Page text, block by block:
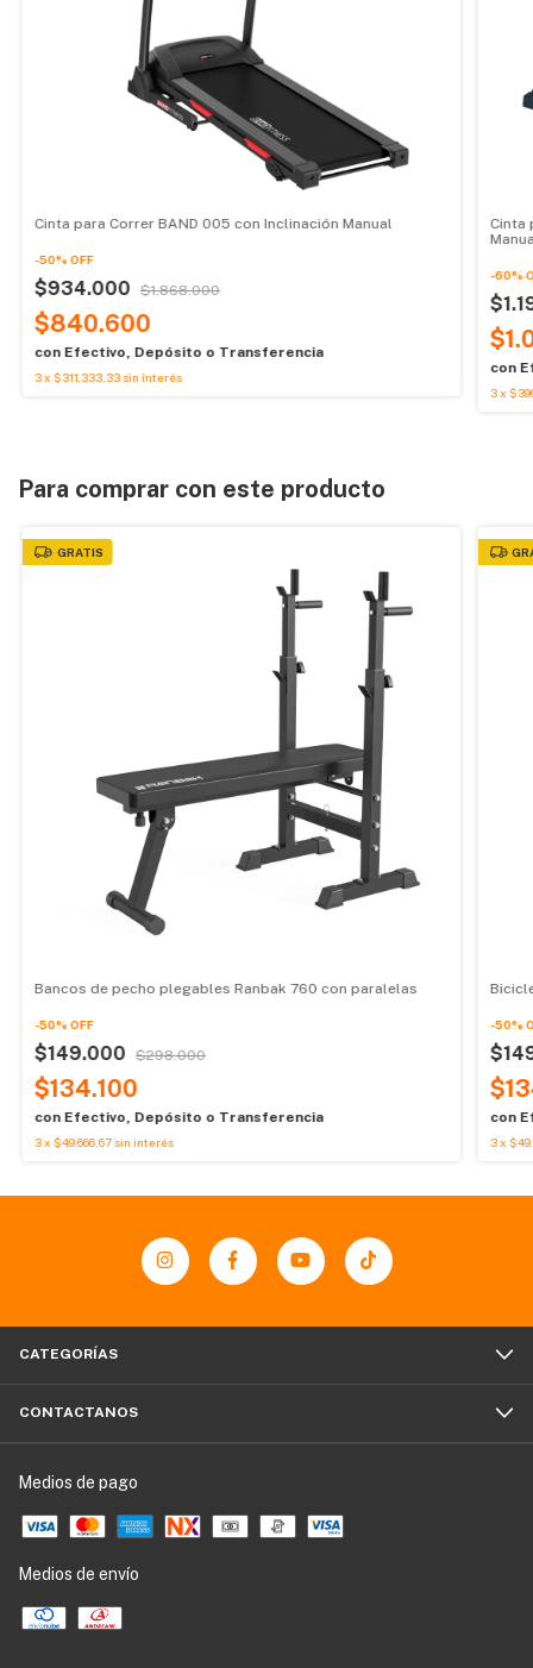
Cinta para Correr BAND 005 con Inclinación Manual
-50% OFF
$934.000 $1.868.000
$840.600
con Efectivo, Depósito o Transferencia
3x $311.333,33sin interés
Cinta
-60%
con
3 x
Para comprar con este producto
GRATIS
Bancos de pecho plegables Ranbak 760 con paralelas
-50% OFF
$149.000 $298.000
$134.100
con Efectivo, Depósito o Transferencia
3x $49.666,67sin interés
-50%
con
3 x
CATEGORÍAS
CONTACTANOS
Medios de pago
Medios de envío